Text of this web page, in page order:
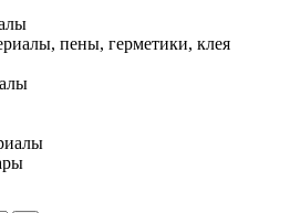
пены, герметики, клея